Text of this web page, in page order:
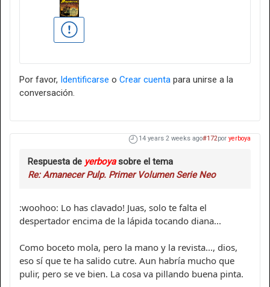
Por favor, Identificarse o Crear cuenta para unirse a la
conversación.
14 years 2 weeks ago#172por yerboya
Respuesta de yerboyasobre el tema
Re: Amanecer Pulp. Primer Volumen Serie Neo
:woohoo: Lo has clavado! Juas, solo te falta el
despertador encima de la lápida tocando diana...
Como boceto mola, pero la mano y la revista..., dios,
eso sí que te ha salido cutre. Aun habría mucho que
pulir, pero se ve bien. La cosa va pillando buena pinta.